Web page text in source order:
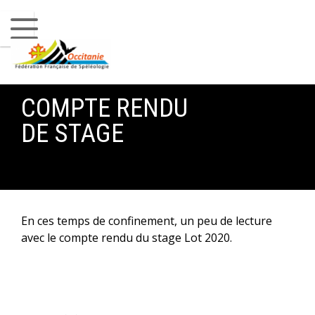
Projets scolaires
POK – Signaler des pollutions karstiques
Sentiers karstiques
Maquette du karst
PUBLICATIONS
PRATIQUER
Les clubs en Occitanie
Les stages
COMPTE RENDU
DE STAGE
En ces temps de confinement, un peu de lecture
avec le compte rendu du stage Lot 2020.